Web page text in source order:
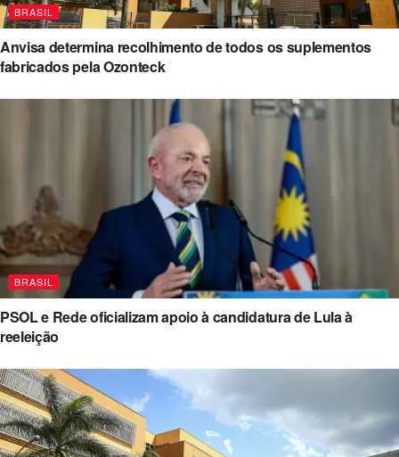
BRASIL
Anvisa determina recolhimento de todos os suplementos
fabricados pela Ozonteck
BRASIL
PSOL e Rede oficializam apoio à candidatura de Lula à
reeleição